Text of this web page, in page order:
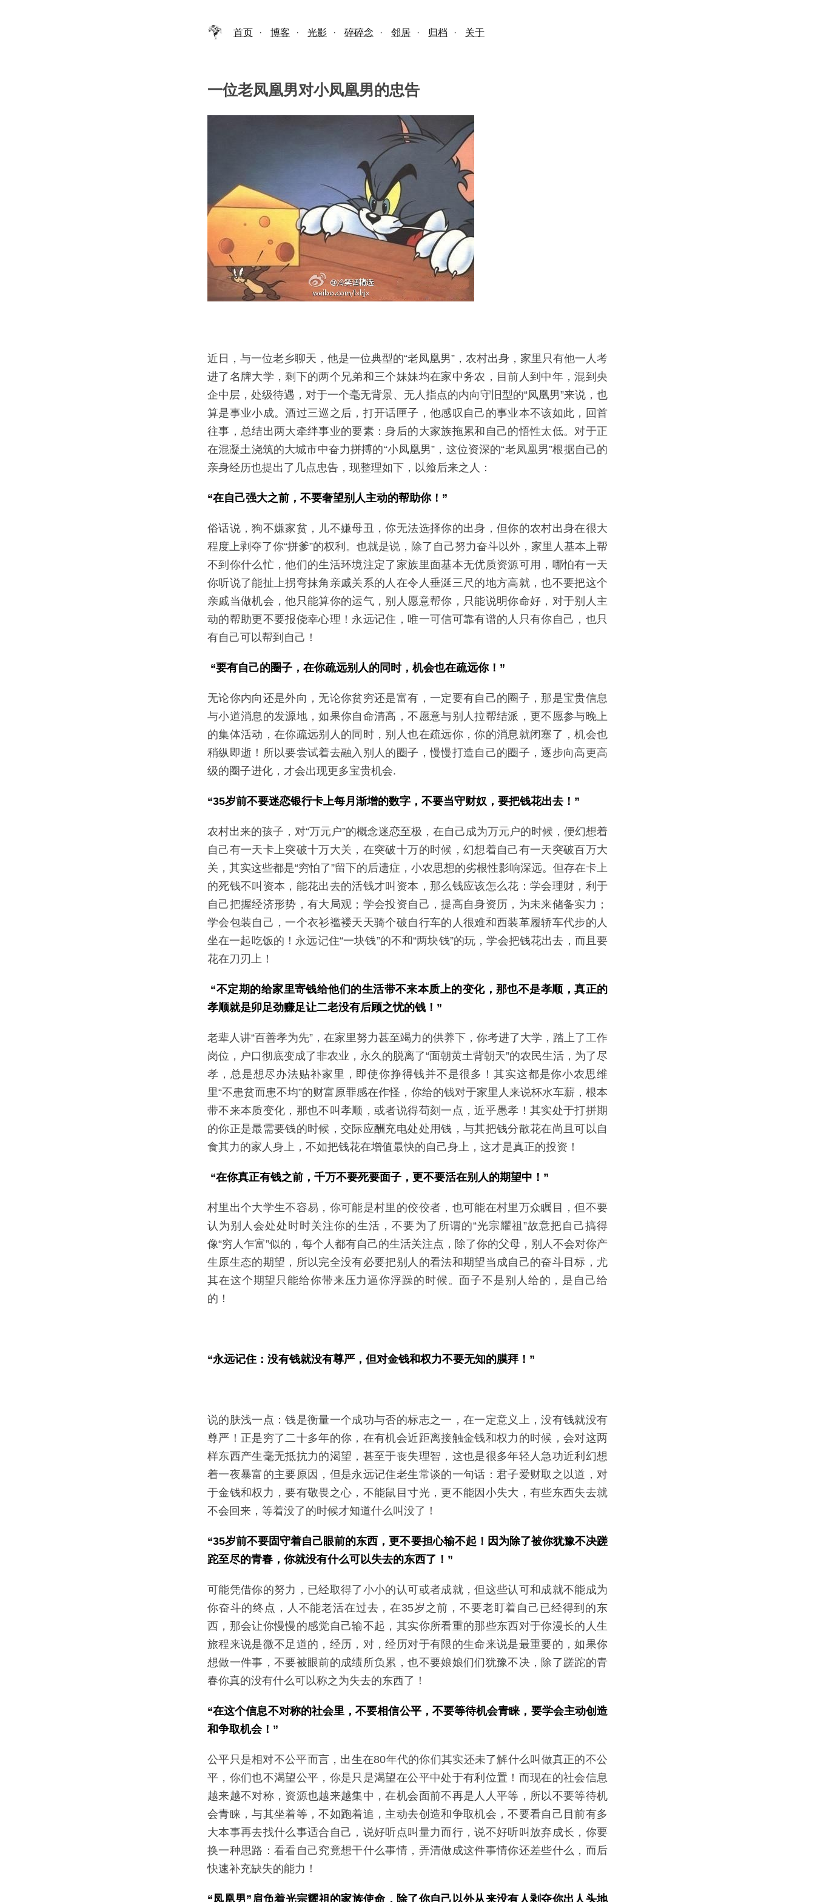
首页 · 博客 · 光影 · 碎碎念 · 邻居 · 归档 · 关于
一位老凤凰男对小凤凰男的忠告
近日，与一位老乡聊天，他是一位典型的“老凤凰男”，农村出身，家里只有他一人考
进了名牌大学，剩下的两个兄弟和三个妹妹均在家中务农，目前人到中年，混到央
企中层，处级待遇，对于一个毫无背景、无人指点的内向守旧型的“凤凰男”来说，也
算是事业小成。酒过三巡之后，打开话匣子，他感叹自己的事业本不该如此，回首
往事，总结出两大牵绊事业的要素：身后的大家族拖累和自己的悟性太低。对于正
在混凝土浇筑的大城市中奋力拼搏的“小凤凰男”，这位资深的“老凤凰男”根据自己的
亲身经历也提出了几点忠告，现整理如下，以飨后来之人：
“在自己强大之前，不要奢望别人主动的帮助你！”
俗话说，狗不嫌家贫，儿不嫌母丑，你无法选择你的出身，但你的农村出身在很大
程度上剥夺了你“拼爹”的权利。也就是说，除了自己努力奋斗以外，家里人基本上帮
不到你什么忙，他们的生活环境注定了家族里面基本无优质资源可用，哪怕有一天
你听说了能扯上拐弯抹角亲戚关系的人在令人垂涎三尺的地方高就，也不要把这个
亲戚当做机会，他只能算你的运气，别人愿意帮你，只能说明你命好，对于别人主
动的帮助更不要报侥幸心理！永远记住，唯一可信可靠有谱的人只有你自己，也只
有自己可以帮到自己！
“要有自己的圈子，在你疏远别人的同时，机会也在疏远你！”
无论你内向还是外向，无论你贫穷还是富有，一定要有自己的圈子，那是宝贵信息
与小道消息的发源地，如果你自命清高，不愿意与别人拉帮结派，更不愿参与晚上
的集体活动，在你疏远别人的同时，别人也在疏远你，你的消息就闭塞了，机会也
稍纵即逝！所以要尝试着去融入别人的圈子，慢慢打造自己的圈子，逐步向高更高
级的圈子进化，才会出现更多宝贵机会.
“35岁前不要迷恋银行卡上每月渐增的数字，不要当守财奴，要把钱花出去！”
农村出来的孩子，对“万元户”的概念迷恋至极，在自己成为万元户的时候，便幻想着
自己有一天卡上突破十万大关，在突破十万的时候，幻想着自己有一天突破百万大
关，其实这些都是“穷怕了”留下的后遗症，小农思想的劣根性影响深远。但存在卡上
的死钱不叫资本，能花出去的活钱才叫资本，那么钱应该怎么花：学会理财，利于
自己把握经济形势，有大局观；学会投资自己，提高自身资历，为未来储备实力；
学会包装自己，一个衣衫褴褛天天骑个破自行车的人很难和西装革履轿车代步的人
坐在一起吃饭的！永远记住“一块钱”的不和“两块钱”的玩，学会把钱花出去，而且要
花在刀刃上！
“不定期的给家里寄钱给他们的生活带不来本质上的变化，那也不是孝顺，真正的
孝顺就是卯足劲赚足让二老没有后顾之忧的钱！”
老辈人讲“百善孝为先”，在家里努力甚至竭力的供养下，你考进了大学，踏上了工作
岗位，户口彻底变成了非农业，永久的脱离了“面朝黄土背朝天”的农民生活，为了尽
孝，总是想尽办法贴补家里，即使你挣得钱并不是很多！其实这都是你小农思维
里“不患贫而患不均”的财富原罪感在作怪，你给的钱对于家里人来说杯水车薪，根本
带不来本质变化，那也不叫孝顺，或者说得苟刻一点，近乎愚孝！其实处于打拼期
的你正是最需要钱的时候，交际应酬充电处处用钱，与其把钱分散花在尚且可以自
食其力的家人身上，不如把钱花在增值最快的自己身上，这才是真正的投资！
“在你真正有钱之前，千万不要死要面子，更不要活在别人的期望中！”
村里出个大学生不容易，你可能是村里的佼佼者，也可能在村里万众瞩目，但不要
认为别人会处处时时关注你的生活，不要为了所谓的“光宗耀祖”故意把自己搞得
像“穷人乍富”似的，每个人都有自己的生活关注点，除了你的父母，别人不会对你产
生原生态的期望，所以完全没有必要把别人的看法和期望当成自己的奋斗目标，尤
其在这个期望只能给你带来压力逼你浮躁的时候。面子不是别人给的，是自己给
的！
“永远记住：没有钱就没有尊严，但对金钱和权力不要无知的膜拜！”
说的肤浅一点：钱是衡量一个成功与否的标志之一，在一定意义上，没有钱就没有
尊严！正是穷了二十多年的你，在有机会近距离接触金钱和权力的时候，会对这两
样东西产生毫无抵抗力的渴望，甚至于丧失理智，这也是很多年轻人急功近利幻想
着一夜暴富的主要原因，但是永远记住老生常谈的一句话：君子爱财取之以道，对
于金钱和权力，要有敬畏之心，不能鼠目寸光，更不能因小失大，有些东西失去就
不会回来，等着没了的时候才知道什么叫没了！
“35岁前不要固守着自己眼前的东西，更不要担心输不起！因为除了被你犹豫不决蹉
跎至尽的青春，你就没有什么可以失去的东西了！”
可能凭借你的努力，已经取得了小小的认可或者成就，但这些认可和成就不能成为
你奋斗的终点，人不能老活在过去，在35岁之前，不要老盯着自己已经得到的东
西，那会让你慢慢的感觉自己输不起，其实你所看重的那些东西对于你漫长的人生
旅程来说是微不足道的，经历，对，经历对于有限的生命来说是最重要的，如果你
想做一件事，不要被眼前的成绩所负累，也不要娘娘们们犹豫不决，除了蹉跎的青
春你真的没有什么可以称之为失去的东西了！
“在这个信息不对称的社会里，不要相信公平，不要等待机会青睐，要学会主动创造
和争取机会！”
公平只是相对不公平而言，出生在80年代的你们其实还未了解什么叫做真正的不公
平，你们也不渴望公平，你是只是渴望在公平中处于有利位置！而现在的社会信息
越来越不对称，资源也越来越集中，在机会面前不再是人人平等，所以不要等待机
会青睐，与其坐着等，不如跑着追，主动去创造和争取机会，不要看自己目前有多
大本事再去找什么事适合自己，说好听点叫量力而行，说不好听叫放弃成长，你要
换一种思路：看看自己究竟想干什么事情，弄清做成这件事情你还差些什么，而后
快速补充缺失的能力！
“凤凰男”肩负着光宗耀祖的家族使命，除了你自己以外从来没有人剥夺你出人头地